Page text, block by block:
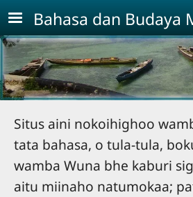
Skip to main content
Bahasa dan Budaya
Situs aini nokoihighoo
tata bahasa, o tula-tula,
wamba Wuna bhe kaburi
aitu miinaho natumokaa;